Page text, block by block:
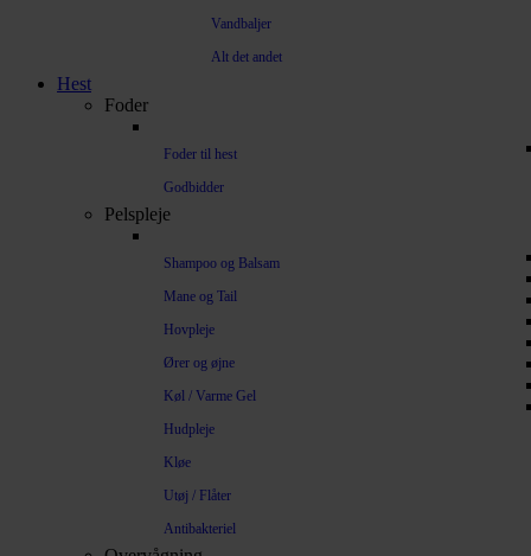
Vandbaljer
Alt det andet
Hest
Foder
Foder til hest
Godbidder
Pelspleje
Shampoo og Balsam
Mane og Tail
Hovpleje
Ører og øjne
Køl / Varme Gel
Hudpleje
Kløe
Utøj / Flåter
Antibakteriel